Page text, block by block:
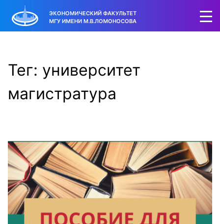
ЭКОНОМИЧЕСКИЙ ФАКУЛЬТЕТ
МГУ ИМЕНИ М.В.ЛОМОНОСОВА
Тег: университет
магистратура